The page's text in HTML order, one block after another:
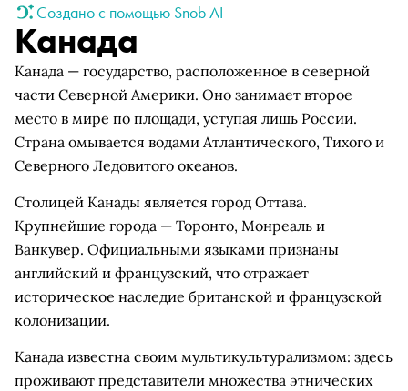
Создано с помощью Snob AI
Канада
Канада — государство, расположенное в северной
части Северной Америки. Оно занимает второе
место в мире по площади, уступая лишь России.
Страна омывается водами Атлантического, Тихого и
Северного Ледовитого океанов.
Столицей Канады является город Оттава.
Крупнейшие города — Торонто, Монреаль и
Ванкувер. Официальными языками признаны
английский и французский, что отражает
историческое наследие британской и французской
колонизации.
Канада известна своим мультикультурализмом: здесь
проживают представители множества этнических